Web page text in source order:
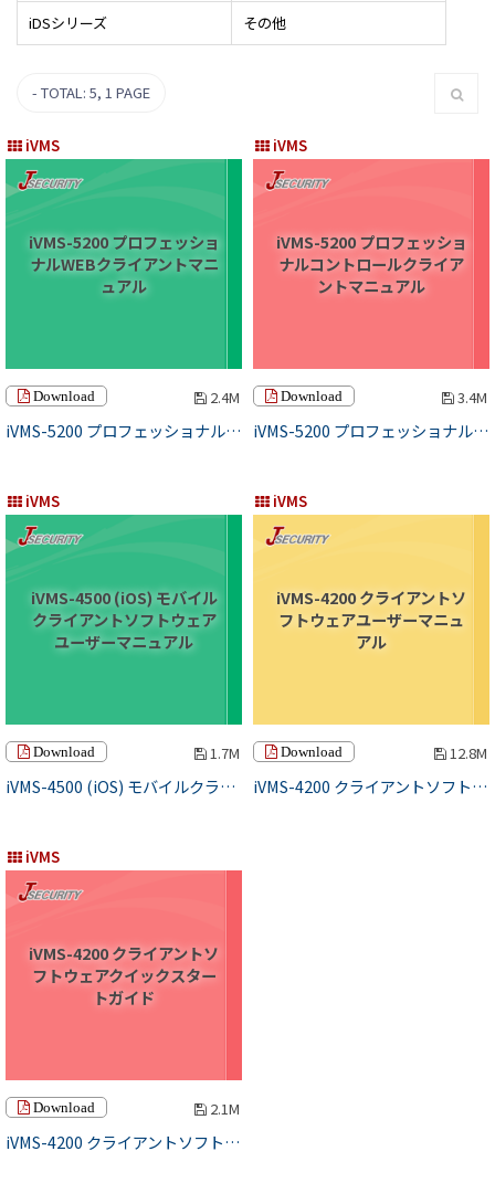
iDSシリーズ その他
TOTAL: 5, 1 PAGE
iVMS
iVMS-5200 プロフェッショ
ナルWEBクライアントマニ
ュアル
Download 2.4M
iVMS-5200 プロフェッショナルWEBクライアントマニュアル
iVMS
iVMS-5200 プロフェッショ
ナルコントロールクライア
ントマニュアル
Download 3.4M
iVMS-5200 プロフェッショナルコントロールクライアントマニュアル
iVMS
iVMS-4500 (iOS) モバイル
クライアントソフトウェア
ユーザーマニュアル
Download 1.7M
iVMS-4500 (iOS) モバイルクライアントソフトウェアユーザーマニュアル
iVMS
iVMS-4200 クライアントソ
フトウェアユーザーマニュ
アル
Download 12.8M
iVMS-4200 クライアントソフトウェアユーザーマニュアル
iVMS
iVMS-4200 クライアントソ
フトウェアクイックスター
トガイド
Download 2.1M
iVMS-4200 クライアントソフトウェアクイックスタートガイド